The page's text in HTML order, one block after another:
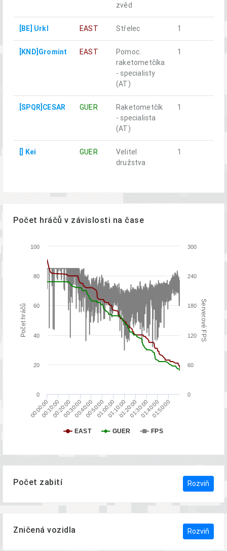
zvěd
[BE] Urkl EAST Střelec 1
[KND]Gromint EAST
Pomoc.
raketometčíka
- specialisty
(AT)
1
[SPQR]CESAR GUER
Raketometčík
- specialista
(AT)
1
[] Kei GUER
Velitel
družstva
1
Počet hráčů v závislosti na čase
Počet hráčů Serverové FPS
EAST GUER FPS
00:00:0000:10:0000:20:0000:30:0000:40:0000:50:0001:00:0001:10:0001:20:0001:30:0001:40:0001:50:00
0
20
40
60
80
100
0
60
120
180
240
300
Počet zabití Rozviň
Zničená vozidla Rozviň